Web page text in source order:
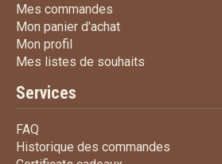
Mes commandes
Mon panier d'achatMon panier d'achat
Mon profil
Mes listes de souhaits
Services
FAQ
Historique des commandes